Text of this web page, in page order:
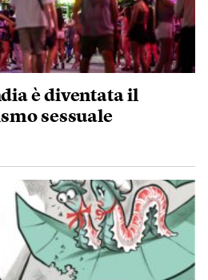
è diventata il
sessuale